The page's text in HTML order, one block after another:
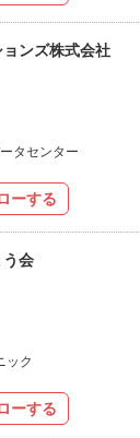
ンズ株式会社
タセンター
ーする
う会
ック
ーする